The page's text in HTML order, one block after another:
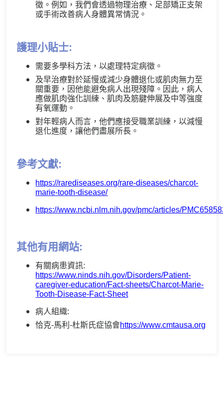
徵。例如，我們會透過物理治療、足部矯正支架
或手術改善病人身體異常情況。
護理小貼士:
需要多學科方法，以處理特定病徵。
及早治療對於延慢或減少身體退化或肌肉無力至
關重要，因他能避免病人出現殘障。因此，病人
應做肌肉強化訓練、肌肉及筋腱伸展及中等強度
有氧運動。
對年輕病人而言，他們應接受職業訓練，以減慢
退化進度，讓他們盡展所長。
參考文獻:
https://rarediseases.org/rare-diseases/charcot-
marie-tooth-disease/
https://www.ncbi.nlm.nih.gov/pmc/articles/
其他有用網站:
有關病患資訊:
https://www.ninds.nih.gov/Disorders/Patient-
caregiver-education/Fact-sheets/Charcot-Marie-
Tooth-Disease-Fact-Sheet
病人組織:
恰克-馬利-杜斯氏症協會https://www.cmtausa.org